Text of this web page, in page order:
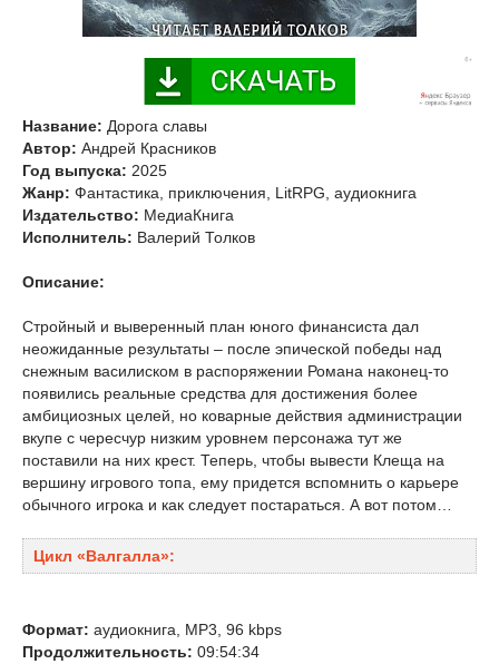
Название: Дорога славы
Автор: Андрей Красников
Год выпуска: 2025
Жанр: Фантастика, приключения, LitRPG, аудиокнига
Издательство: МедиаКнига
Исполнитель: Валерий Толков
Описание:
Стройный и выверенный план юного финансиста дал
неожиданные результаты – после эпической победы над
снежным василиском в распоряжении Романа наконец-то
появились реальные средства для достижения более
амбициозных целей, но коварные действия администрации
вкупе с чересчур низким уровнем персонажа тут же
поставили на них крест. Теперь, чтобы вывести Клеща на
вершину игрового топа, ему придется вспомнить о карьере
обычного игрока и как следует постараться. А вот потом…
Цикл «Валгалла»:
Формат: аудиокнига, MP3, 96 kbps
Продолжительность: 09:54:34